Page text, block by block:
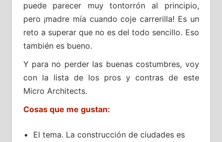
puede parecer muy tontorrón al principio,
pero ¡madre mía cuando coje carrerilla! Es un
reto a superar que no es del todo sencillo. Eso
también es bueno.
Y para no perder las buenas costumbres, voy
con la lista de los pros y contras de este
Micro Architects.
Cosas que me gustan:
El tema. La construcción de ciudades es